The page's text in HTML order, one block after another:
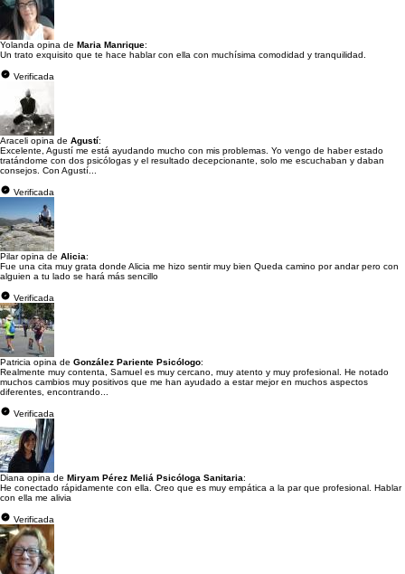
Yolanda opina de Maria Manrique:
Un trato exquisito que te hace hablar con ella con muchísima comodidad y tranquilidad.
Verificada
Araceli opina de Agustí:
Excelente, Agustí me está ayudando mucho con mis problemas. Yo vengo de haber estado
tratándome con dos psicólogas y el resultado decepcionante, solo me escuchaban y daban
consejos. Con Agustí...
Verificada
Pilar opina de Alicia:
Fue una cita muy grata donde Alicia me hizo sentir muy bien Queda camino por andar pero con
alguien a tu lado se hará más sencillo
Verificada
Patricia opina de González Pariente Psicólogo:
Realmente muy contenta, Samuel es muy cercano, muy atento y muy profesional. He notado
muchos cambios muy positivos que me han ayudado a estar mejor en muchos aspectos
diferentes, encontrando...
Verificada
Diana opina de Miryam Pérez Meliá Psicóloga Sanitaria:
He conectado rápidamente con ella. Creo que es muy empática a la par que profesional. Hablar
con ella me alivia
Verificada